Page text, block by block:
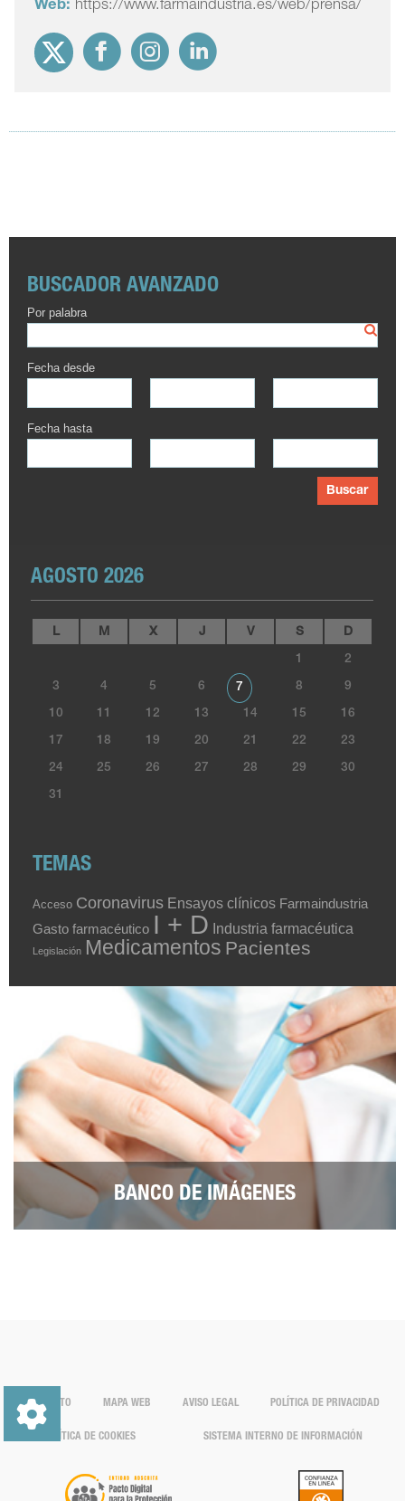
Web: https://www.farmaindustria.es/web/prensa/
BUSCADOR AVANZADO
Por palabra
Fecha desde
Fecha hasta
Buscar
AGOSTO 2026
L M X J V S D
1 2
3 4 5 6 7 8 9
10 11 12 13 14 15 16
17 18 19 20 21 22 23
24 25 26 27 28 29 30
31
TEMAS
Acceso Coronavirus Ensayos clínicos Farmaindustria
Gasto farmacéutico I + D Industria farmacéutica
Legislación Medicamentos Pacientes
BANCO DE IMÁGENES
CONTACTO MAPA WEB AVISO LEGAL POLÍTICA DE PRIVACIDAD
POLÍTICA DE COOKIES SISTEMA INTERNO DE INFORMACIÓN